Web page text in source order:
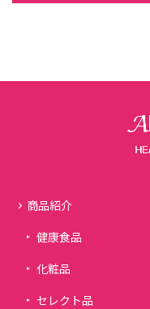
商品紹介
健康食品
化粧品
セレクト品